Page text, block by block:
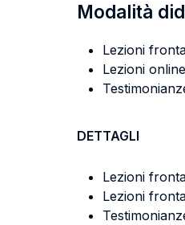
Modalità
Lezioni
Lezioni online
DETTAGLI
Lezioni
Lezioni